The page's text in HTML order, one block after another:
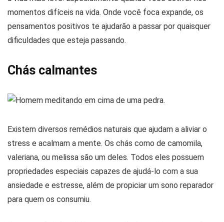
momentos difíceis na vida. Onde você foca expande, os
pensamentos positivos te ajudarão a passar por quaisquer
dificuldades que esteja passando.
Chás calmantes
Existem diversos remédios naturais que ajudam a aliviar o
stress e acalmam a mente. Os chás como de camomila,
valeriana, ou melissa são um deles. Todos eles possuem
propriedades especiais capazes de ajudá-lo com a sua
ansiedade e estresse, além de propiciar um sono reparador
para quem os consumiu.